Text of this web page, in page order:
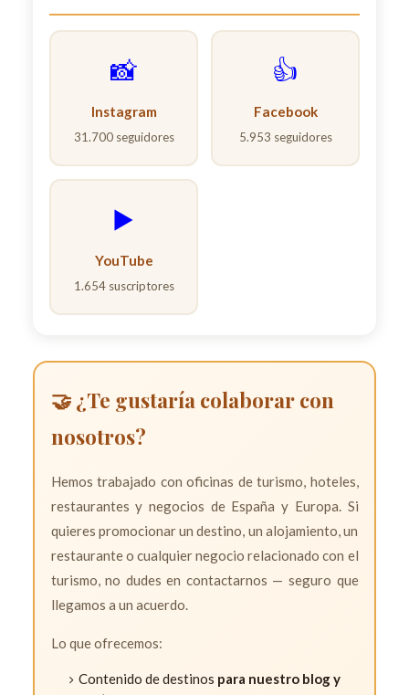
📸
Instagram
31.700 seguidores
👍
Facebook
5.953 seguidores
▶️
YouTube
1.654 suscriptores
🤝 ¿Te gustaría colaborar con
nosotros?
Hemos trabajado con oficinas de turismo, hoteles,
restaurantes y negocios de España y Europa. Si
quieres promocionar un destino, un alojamiento, un
restaurante o cualquier negocio relacionado con el
turismo, no dudes en contactarnos — seguro que
llegamos a un acuerdo.
Lo que ofrecemos:
Contenido de destinos para nuestro blog y